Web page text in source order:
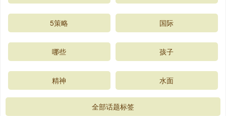
5策略 国际
哪些 孩子
精神 水面
全部话题标签